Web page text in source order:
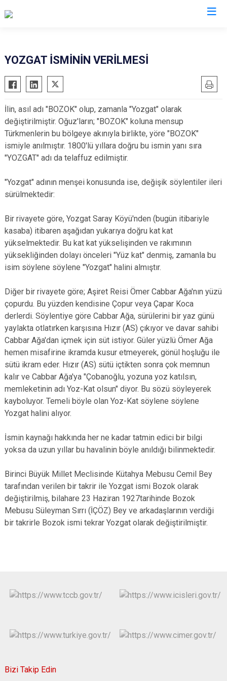
YOZGAT İSMİNİN VERİLMESİ
İlin, asıl adı "BOZOK" olup, zamanla "Yozgat" olarak
değiştirilmiştir. Oğuz'ların; "BOZOK" koluna mensup
Türkmenlerin bu bölgeye akınıyla birlikte, yöre "BOZOK"
ismiyle anılmıştır. 1800'lü yıllara doğru bu ismin yanı sıra
"YOZGAT" adı da telaffuz edilmiştir.
"Yozgat" adının menşei konusunda ise, değişik söylentiler ileri
sürülmektedir:
Bir rivayete göre, Yozgat Saray Köyü'nden (bugün itibariyle
kasaba) itibaren aşağıdan yukarıya doğru kat kat
yükselmektedir. Bu kat kat yükselişinden ve rakımının
yüksekliğinden dolayı önceleri "Yüz kat" denmiş, zamanla bu
isim söylene söylene "Yozgat" halini almıştır.
Diğer bir rivayete göre; Aşiret Reisi Ömer Cabbar Ağa'nın yüzü
çopurdu. Bu yüzden kendisine Çopur veya Çapar Koca
derlerdi. Söylentiye göre Cabbar Ağa, sürülerini bir yaz günü
yaylakta otlatırken karşısına Hızır (AS) çıkıyor ve davar sahibi
Cabbar Ağa'dan içmek için süt istiyor. Güler yüzlü Ömer Ağa
hemen misafirine ikramda kusur etmeyerek, gönül hoşluğu ile
sütü ikram eder. Hızır (AS) sütü içtikten sonra çok memnun
kalır ve Cabbar Ağa'ya "Çobanoğlu, yozuna yoz katılsın,
memleketinin adı Yoz-Kat olsun" diyor. Bu sözü söyleyerek
kayboluyor. Temeli böyle olan Yoz-Kat söylene söylene
Yozgat halini alıyor.
İsmin kaynağı hakkında her ne kadar tatmin edici bir bilgi
yoksa da uzun yıllar bu havalinin böyle anıldığı bilinmektedir.
Birinci Büyük Millet Meclisinde Kütahya Mebusu Cemil Bey
tarafından verilen bir takrir ile Yozgat ismi Bozok olarak
değiştirilmiş, bilahare 23 Haziran 1927tarihinde Bozok
Mebusu Süleyman Sırrı (İÇÖZ) Bey ve arkadaşlarının verdiği
bir takrirle Bozok ismi tekrar Yozgat olarak değiştirilmiştir.
Bizi Takip Edin